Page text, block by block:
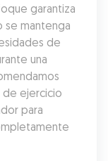
garantiza
se mantenga
de
una
de ejercicio
para